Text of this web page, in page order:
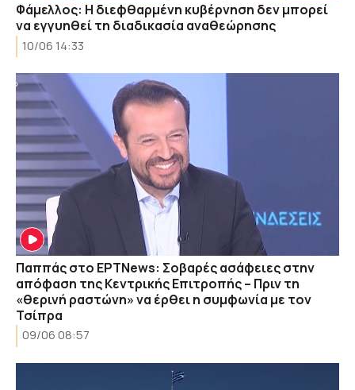
Φάμελλος: Η διεφθαρμένη κυβέρνηση δεν μπορεί
να εγγυηθεί τη διαδικασία αναθεώρησης
10/06 14:33
Παππάς στο ΕΡΤNews: Σοβαρές ασάφειες στην
απόφαση της Κεντρικής Επιτροπής – Πριν τη
«θερινή ραστώνη» να έρθει η συμφωνία με τον
Τσίπρα
09/06 08:57